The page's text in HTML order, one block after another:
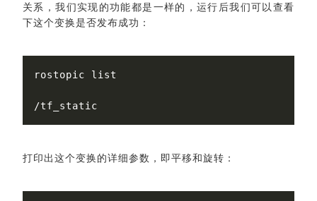
关系，我们实现的功能都是一样的，运行后我们可以查看
下这个变换是否发布成功：
rostopic list
打印出这个变换的详细参数，即平移和旋转：